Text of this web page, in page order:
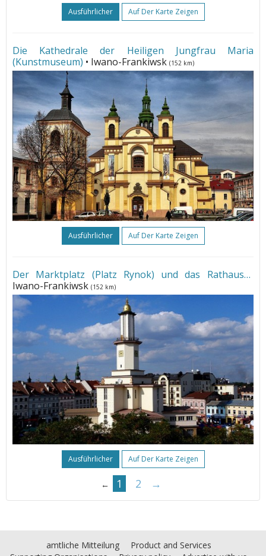
Ausführlicher Auf Der Karte Zeigen
Die Kathedrale der Heiligen Jungfrau Maria
(Kunstmuseum) • Iwano-Frankiwsk (152 km)
Ausführlicher Auf Der Karte Zeigen
Der Marktplatz (Platz Rynok) und das Rathaus
Iwano-Frankiwsk (152 km)
Ausführlicher Auf Der Karte Zeigen
← 1 2 →
amtliche Mitteilung
Product and Services